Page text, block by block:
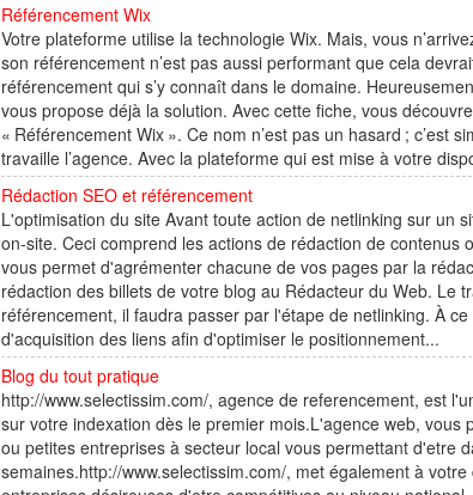
Référencement Wix
Votre plateforme utilise la technologie Wix. Mais, vous
son référencement n’est pas aussi performant que cela
référencement qui s’y connaît dans le domaine.
vous propose déjà la solution. Avec cette fiche, vous
« Référencement Wix ». Ce nom n’est pas un hasard ; c’est
travaille l’agence. Avec la plateforme qui est mise à votre
Rédaction SEO et référencement
L'optimisation du site Avant toute action de netlinking sur un
on-site. Ceci comprend les actions de rédaction de
vous permet d'agrémenter chacune de vos pages par la
rédaction des billets de votre blog au Rédacteur du Web. Le
référencement, il faudra passer par l'étape de netlinking. À
d'acquisition des liens afin d'optimiser le positionnement...
Blog du tout pratique
http://www.selectissim.com/, agence de referencement, est
sur votre indexation dès le premier mois.L'agence web,
ou petites entreprises à secteur local vous permettant d'etre
semaines.http://www.selectissim.com/, met également à